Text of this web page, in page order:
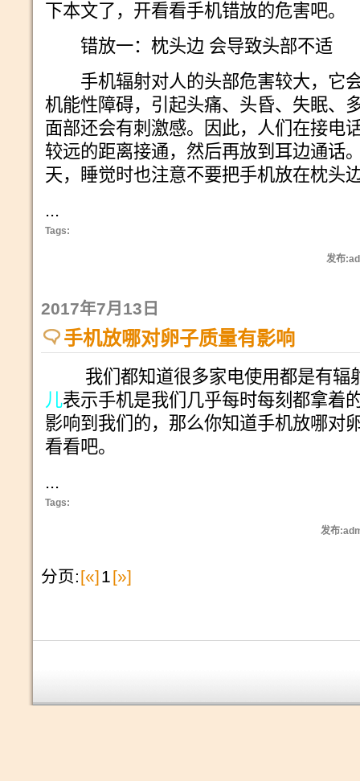
下本文了，开看看手机错放的危害吧。
错放一：枕头边 会导致头部不适
手机辐射对人的头部危害较大，它
机能性障碍，引起头痛、头昏、失眠、
面部还会有刺激感。因此，人们在接电
较远的距离接通，然后再放到耳边通话
天，睡觉时也注意不要把手机放在枕头
...
Tags:
发布
2017年7月13日
手机放哪对卵子质量有影响
我们都知道很多家电使用都是有辐
儿表示手机是我们几乎每时每刻都拿着
影响到我们的，那么你知道手机放哪对
看看吧。
...
Tags:
发布
分页:[«]1[»]